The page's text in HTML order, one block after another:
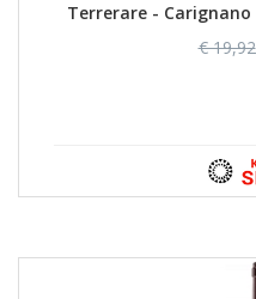
Terrerare - Carignano
€ 19,92